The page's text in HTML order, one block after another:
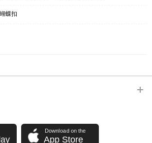
蝴蝶扣
Download on the
App Store